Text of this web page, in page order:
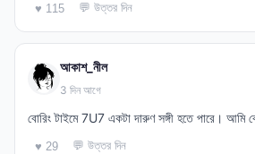
♥ 115 💬 উত্তর দিন
আকাশ_নীল
3 দিন আগে
বোরিং টাইমে 7U7 একটা দারুণ সঙ্গী হতে পারে।
♥ 29 💬 উত্তর দিন